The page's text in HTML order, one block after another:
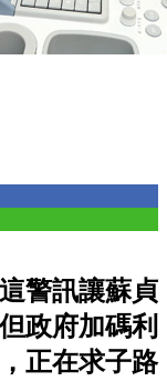
警訊讓蘇貞
政府加碼利
正在求子路